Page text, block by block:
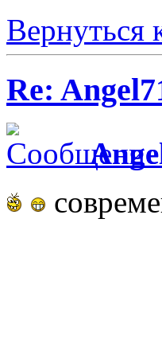
Вернуться
Re: